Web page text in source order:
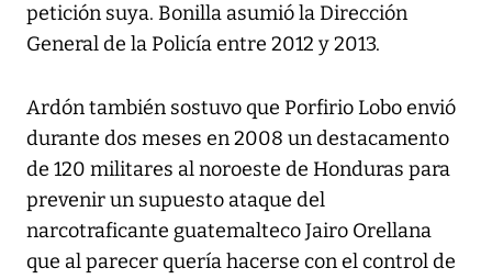
petición suya. Bonilla asumió la Dirección
General de la Policía entre 2012 y 2013.
Ardón también sostuvo que Porfirio Lobo envió
durante dos meses en 2008 un destacamento
de 120 militares al noroeste de Honduras para
prevenir un supuesto ataque del
narcotraficante guatemalteco Jairo Orellana
que al parecer quería hacerse con el control de